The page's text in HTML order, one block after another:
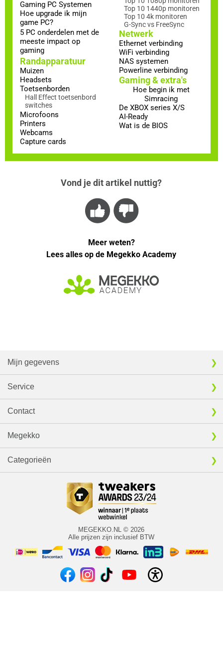
Gaming PC Systemen
Hoe upgrade ik mijn
game PC?
5 PC onderdelen met de
meeste impact op
gaming
Randapparatuur
Muizen
Headsets
Toetsenborden
Hall Effect toetsenbord
switches
Microfoons
Printers
Webcams
Capture cards
Top 10 1440p monitoren
Top 10 4k monitoren
G-Sync vs FreeSync
Netwerk
Ethernet verbinding
WiFi verbinding
NAS systemen
Powerline verbinding
Gaming & extra's
Hoe begin ik met
Simracing
De XBOX series X/S
AI-Ready
Wat is de BIOS
Vond je dit artikel nuttig?
Meer weten?
Lees alles op de Megekko Academy
Mijn gegevens
Service
Contact
Megekko
Categorieën
MEGEKKO.NL © 2026
Alle prijzen zijn inclusief BTW